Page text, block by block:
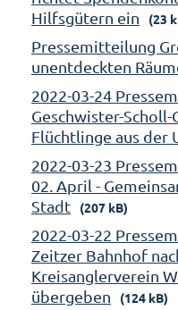
Hilfsgütern ein
(23
Pressemitteilung
unentdeckten
2022-03-24
Geschwister-
Flüchtlinge aus der
2022-03-23
02. April -
Stadt
(207 kB)
2022-03-22
Zeitzer Bahnhof
Kreisanglerverein
übergeben
(124 kB)